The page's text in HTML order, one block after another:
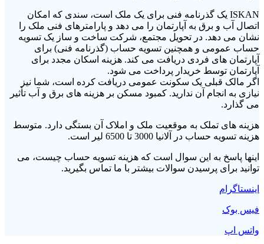
ISKAN یک گذرنامه فنی برای یک ملک است، سندی که امکان
اتصال آب و برق به آپارتمان را می دهد و پارامترهای فنی ملک را
نشان می دهد. در تحویل مجتمع، شرکت ساخت و ساز یک تسویه
حساب عمومی و همچنین تسویه حساب (گذرنامه فنی) برای
آپارتمان های فردی دریافت می کند. هزینه اسکان مجدد برای
آپارتمان توسط خریدار پرداخت می شود.
اگر مالک قبلی یک سکونت عمومی دریافت کرده است، شما نیز
نیازی به انجام آن ندارید. کمبود مسکن بر هزینه های برق و آب تأثیر
می گذارد.
هزینه های تملک به موقعیت ملک و املاک آن بستگی دارد. متوسط
هزینه تسویه حساب در آلانیا 3000 تا 6500 لیر است.
اینها پاسخ به این سوال است که هزینه تسویه حساب چیست، می
توانید برای پرسیدن سوالات بیشتر با ما تماس بگیرید.
اینستاگرام
فیس بوک
واتس اپ